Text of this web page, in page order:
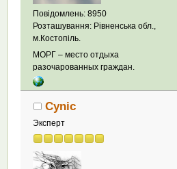
Повідомлень: 8950
Розташування: Рівненська обл.,
м.Костопіль.
МОРГ – место отдыха
разочарованных граждан.
Cynic
Эксперт